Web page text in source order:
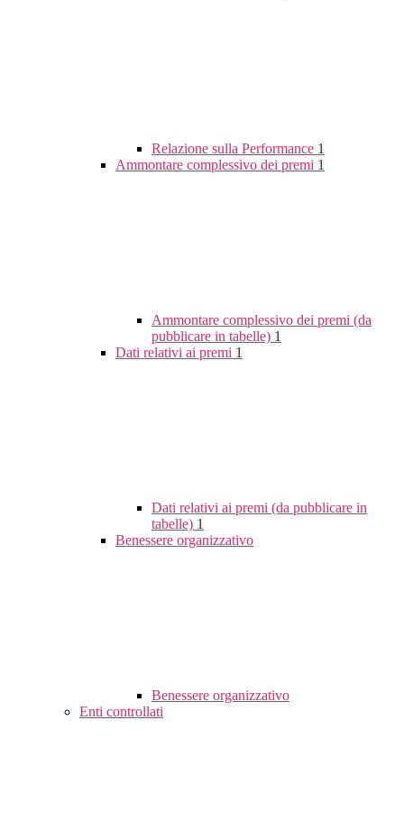
Relazione sulla Performance 1
Ammontare complessivo dei premi 1
Ammontare complessivo dei premi (da
pubblicare in tabelle) 1
Dati relativi ai premi 1
Dati relativi ai premi (da pubblicare in
tabelle) 1
Benessere organizzativo
Benessere organizzativo
Enti controllati